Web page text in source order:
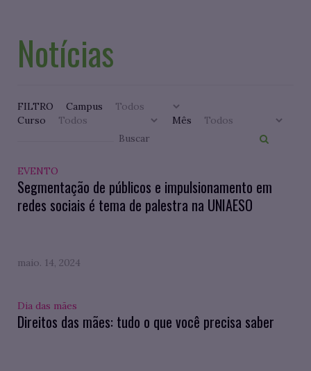
Notícias
FILTRO
Campus
Curso
Mês
EVENTO
Segmentação de públicos e impulsionamento em
redes sociais é tema de palestra na UNIAESO
maio. 14, 2024
Dia das mães
Direitos das mães: tudo o que você precisa saber